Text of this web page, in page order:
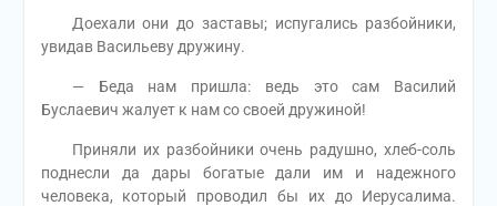
Доехали они до заставы; испугались разбойники,
увидав Васильеву дружину.
— Беда нам пришла: ведь это сам Василий
Буслаевич жалует к нам со своей дружиной!
Приняли их разбойники очень радушно, хлеб-соль
поднесли да дары богатые дали им и надежного
человека, который проводил бы их до Иерусалима.